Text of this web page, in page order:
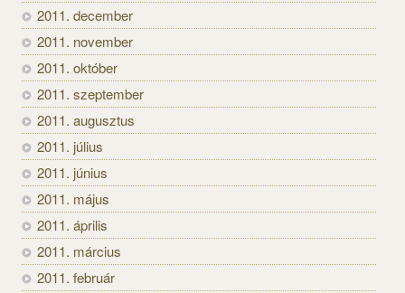
2011. december
2011. november
2011. október
2011. szeptember
2011. augusztus
2011. július
2011. június
2011. május
2011. április
2011. március
2011. február